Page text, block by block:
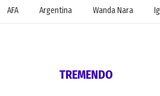
AFA Argentina Wanda Nara
TREMENDO